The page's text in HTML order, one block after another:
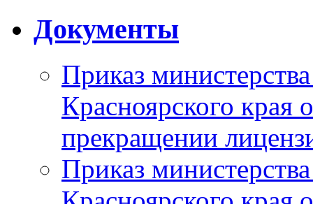
Документы
Приказ
Красноярского
прекращении
Приказ